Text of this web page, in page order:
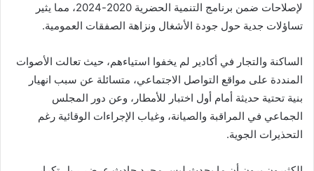
لإصلاحات ضمن برنامج التنمية الحضرية 2020-2024، مما يثير
تساؤلات جدية حول جودة الأشغال ونزاهة الصفقات العمومية.
الساكنة والتجار في أكادير لم يخفوا استياءهم، حيث تعالت الأصوات
المنددة على مواقع التواصل الاجتماعي، متسائلة عن سبب انهيار
بنية تحتية حديثة أمام أول اختبار للأمطار، وعن دور المجلس
الجماعي في المراقبة والصيانة، وغياب الإجراءات الوقائية رغم
التحذيرات الجوية.